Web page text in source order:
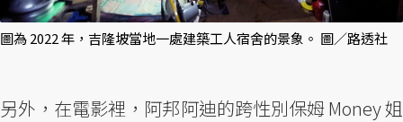
圖為 2022 年，吉隆坡當地一處建築工人宿舍的景象。 圖／路透社
另外，在電影裡，阿邦阿迪的跨性別保姆 Money 姐